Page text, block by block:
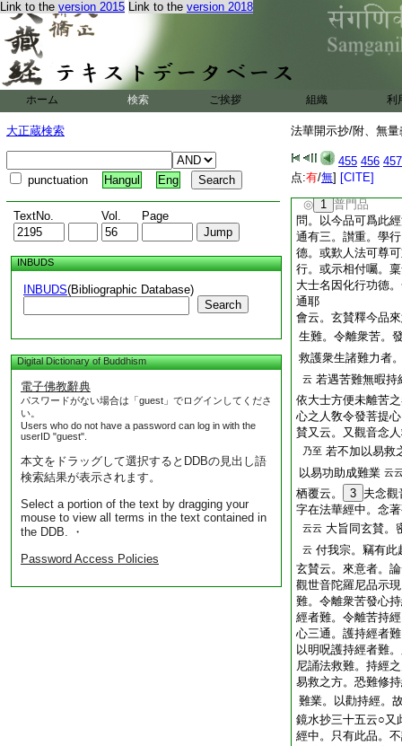
Link to the version 2015 Link to the version 2018
ホーム 検索 ご挨拶 組織 利
大正蔵検索
punctuation Hangul Eng
TextNo. Vol. Page
INBUDS
INBUDS(Bibliographic Database)
Search
Digital Dictionary of Buddhism
電子佛教辭典
パスワードがない場合は「guest」でログインしてくださ
い。
Users who do not have a password can log in with the
userID "guest".
本文をドラッグして選択するとDDBの見出し語
検索結果が表示されます。
Select a portion of the text by dragging your
mouse to view all terms in the text contained in
the DDB. ・
Password Access Policies
法華開示抄/附、無
455 456 457
点:有/無] [CITE]
12 受此法施珍寶瓔
13 無盡意出家菩薩
14 敬塔非佛證不可
17 今品偈頌可有梵
18 添品法華中汝聽
無盡意答歟皆是普賢
19 自在之業
已上十九帖
法華經第八卷示抄
◎ 1 普門品
問。以今品可爲此
通有三。讃重。學
德。或歎人法可尊
行。或示相付囑。
大士名因化行功德
通耶
會云。玄賛釋今品
生難。令離衆苦。
救護衆生諸難力者
云 若遇苦難無暇持
依大士方便未離苦
心之人敎令發菩提
賛又云。又觀音念
乃至 若不加以易救
以易功助成難業 云
栖覆云。 3 夫念觀
字在法華經中。念
云云 大旨同玄賛。
云 付我宗。竊有此
玄賛云。來意者。
觀世音陀羅尼品示
難。令離衆苦發心
經者難。令離苦持
心三通。護持經者
以明呪護持經者難
尼誦法救難。持經
易救之方。恐難修
難業。以勸持經。
鏡水抄三十五云○又
經中。只有此品。